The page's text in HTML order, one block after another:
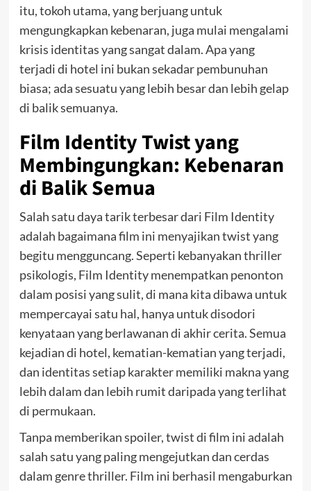
itu, tokoh utama, yang berjuang untuk
mengungkapkan kebenaran, juga mulai mengalami
krisis identitas yang sangat dalam. Apa yang
terjadi di hotel ini bukan sekadar pembunuhan
biasa; ada sesuatu yang lebih besar dan lebih gelap
di balik semuanya.
Film Identity Twist yang
Membingungkan: Kebenaran
di Balik Semua
Salah satu daya tarik terbesar dari Film Identity
adalah bagaimana film ini menyajikan twist yang
begitu mengguncang. Seperti kebanyakan thriller
psikologis, Film Identity menempatkan penonton
dalam posisi yang sulit, di mana kita dibawa untuk
mempercayai satu hal, hanya untuk disodori
kenyataan yang berlawanan di akhir cerita. Semua
kejadian di hotel, kematian-kematian yang terjadi,
dan identitas setiap karakter memiliki makna yang
lebih dalam dan lebih rumit daripada yang terlihat
di permukaan.
Tanpa memberikan spoiler, twist di film ini adalah
salah satu yang paling mengejutkan dan cerdas
dalam genre thriller. Film ini berhasil mengaburkan